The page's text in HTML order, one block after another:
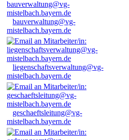
bauverwaltung@vg-
mistelbach.bayern.de
liegenschaftsverwaltung@vg-
mistelbach.bayern.de
geschaeftsleitung@vg-
mistelbach.bayern.de